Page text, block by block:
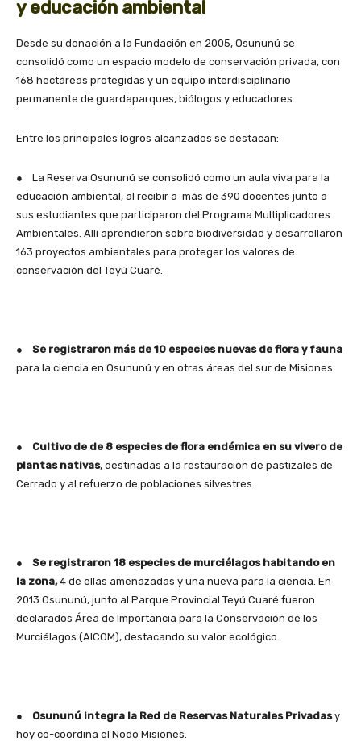
y educación ambiental
Desde su donación a la Fundación en 2005, Osununú se
consolidó como un espacio modelo de conservación privada, con
168 hectáreas protegidas y un equipo interdisciplinario
permanente de guardaparques, biólogos y educadores.
Entre los principales logros alcanzados se destacan:
● La Reserva Osununú se consolidó como un aula viva para la
educación ambiental, al recibir a más de 390 docentes junto a
sus estudiantes que participaron del Programa Multiplicadores
Ambientales. Allí aprendieron sobre biodiversidad y desarrollaron
163 proyectos ambientales para proteger los valores de
conservación del Teyú Cuaré.
● Se registraron más de 10 especies nuevas de flora y fauna
para la ciencia en Osununú y en otras áreas del sur de Misiones.
● Cultivo de de 8 especies de flora endémica en su vivero de
plantas nativas, destinadas a la restauración de pastizales de
Cerrado y al refuerzo de poblaciones silvestres.
●
Se registraron 18 especies de murciélagos habitando en
la zona,4 de ellas amenazadas y una nueva para la ciencia. En
2013 Osununú, junto al Parque Provincial Teyú Cuaré fueron
declarados Área de Importancia para la Conservación de los
Murciélagos (AICOM), destacando su valor ecológico.
● Osununú integra la Red de Reservas Naturales Privadasy
hoy co-coordina el Nodo Misiones.